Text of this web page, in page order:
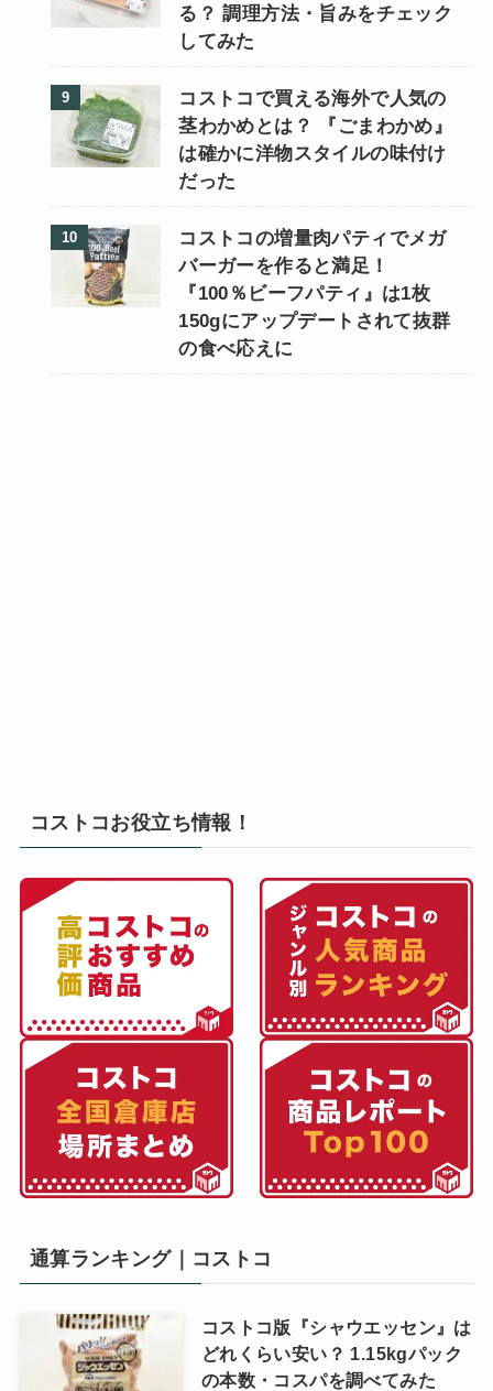
る？ 調理方法・旨みをチェック
してみた
コストコで買える海外で人気の
茎わかめとは？ 『ごまわかめ』
は確かに洋物スタイルの味付け
だった
コストコの増量肉パティでメガ
バーガーを作ると満足！
『100％ビーフパティ』は1枚
150gにアップデートされて抜群
の食べ応えに
コストコお役立ち情報！
通算ランキング｜コストコ
コストコ版『シャウエッセン』は
どれくらい安い？ 1.15kgパック
の本数・コスパを調べてみた